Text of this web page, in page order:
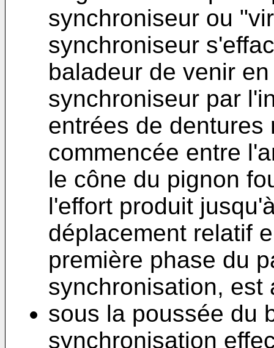
synchroniseur ou
synchroniseur
baladeur de venir
synchroniseur par
entrées de
commencée entre
le cône du pignon
l'effort produit
déplacement relatif
première phase du
synchronisation, est
sous la poussée du
synchronisation